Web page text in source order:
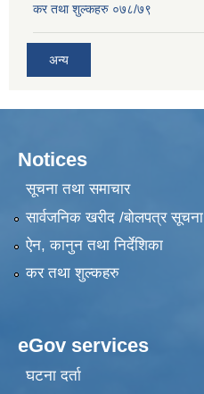
कर तथा शुल्कहरु ०७८/७९
अन्य
Notices
सूचना तथा समाचार
सार्वजनिक खरीद /बोलपत्र सूचना
ऐन, कानुन तथा निर्देशिका
कर तथा शुल्कहरु
eGov services
घटना दर्ता